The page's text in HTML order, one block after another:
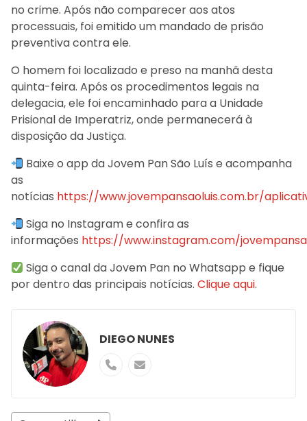
no crime. Após não comparecer aos atos
processuais, foi emitido um mandado de prisão
preventiva contra ele.
O homem foi localizado e preso na manhã desta
quinta-feira. Após os procedimentos legais na
delegacia, ele foi encaminhado para a Unidade
Prisional de Imperatriz, onde permanecerá à
disposição da Justiça.
Baixe o app da Jovem Pan São Luís e acompanha
as
notícias https://www.jovempansaoluis.com.br/
Siga no Instagram e confira as
informações https://www.instagram.com/
Siga o canal da Jovem Pan no Whatsapp e fique
por dentro das principais notícias. Clique aqui.
DIEGO NUNES